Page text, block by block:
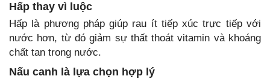
Hấp thay vì luộc
Hấp là phương pháp giúp rau ít tiếp xúc trực tiếp với
nước hơn, từ đó giảm sự thất thoát vitamin và khoáng
chất tan trong nước.
Nấu canh là lựa chọn hợp lý